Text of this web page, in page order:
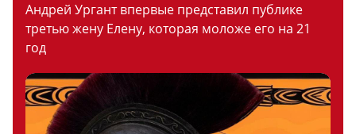
Андрей Ургант впервые представил публике
третью жену Елену, которая моложе его на 21
год